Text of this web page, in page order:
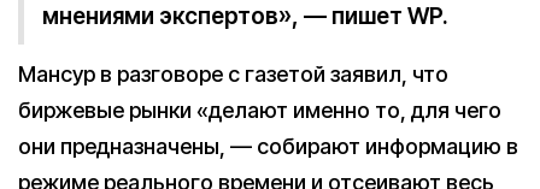
мнениями экспертов», — пишет WP.
Мансур в разговоре с газетой заявил, что
биржевые рынки «делают именно то, для чего
они предназначены, — собирают информацию в
режиме реального времени и отсеивают весь